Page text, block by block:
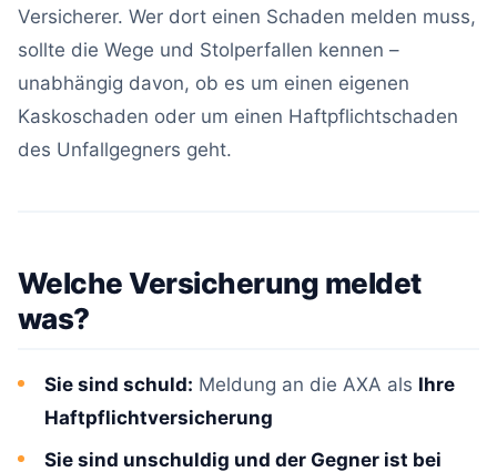
Versicherer. Wer dort einen Schaden melden muss,
sollte die Wege und Stolperfallen kennen –
unabhängig davon, ob es um einen eigenen
Kaskoschaden oder um einen Haftpflichtschaden
des Unfallgegners geht.
Welche Versicherung meldet
was?
Sie sind schuld: Meldung an die AXA als Ihre
Haftpflichtversicherung
Sie sind unschuldig und der Gegner ist bei